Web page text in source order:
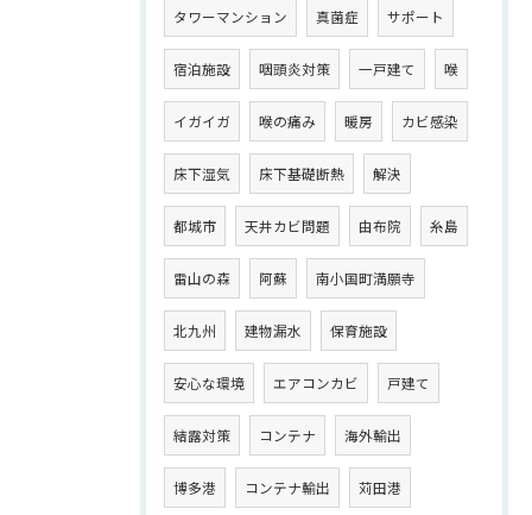
タワーマンション 真菌症 サポート
宿泊施設 咽頭炎対策 一戸建て 喉
イガイガ 喉の痛み 暖房 カビ感染
床下湿気 床下基礎断熱 解決
都城市 天井カビ問題 由布院 糸島
雷山の森 阿蘇 南小国町満願寺
北九州 建物漏水 保育施設
安心な環境 エアコンカビ 戸建て
結露対策 コンテナ 海外輸出
博多港 コンテナ輸出 苅田港